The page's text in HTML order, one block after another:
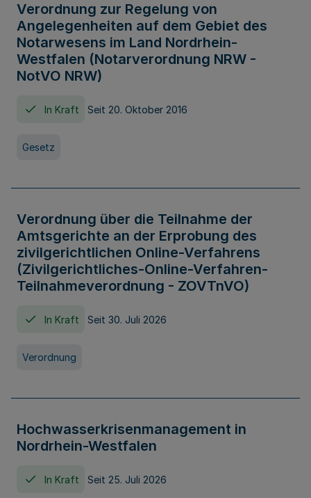
Verordnung zur Regelung von
Angelegenheiten auf dem Gebiet des
Notarwesens im Land Nordrhein-
Westfalen (Notarverordnung NRW -
NotVO NRW)
In Kraft Seit 20. Oktober 2016
Gesetz
Verordnung über die Teilnahme der
Amtsgerichte an der Erprobung des
zivilgerichtlichen Online-Verfahrens
(Zivilgerichtliches-Online-Verfahren-
Teilnahmeverordnung - ZOVTnVO)
In Kraft Seit 30. Juli 2026
Verordnung
Hochwasserkrisenmanagement in
Nordrhein-Westfalen
In Kraft Seit 25. Juli 2026